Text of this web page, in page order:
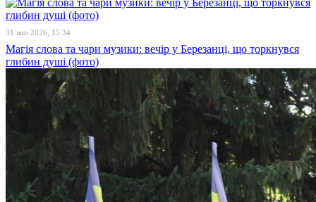
31 лип 2026, 15:34
Магія слова та чари музики: вечір у Березанці, що торкнувся
глибин душі (фото)